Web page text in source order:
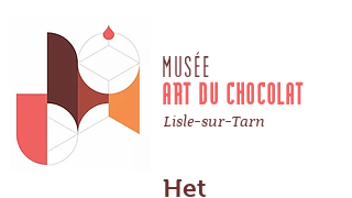
Het
Lisle-sur-Tarn
MUSÉE
ART DU CHOCOLAT